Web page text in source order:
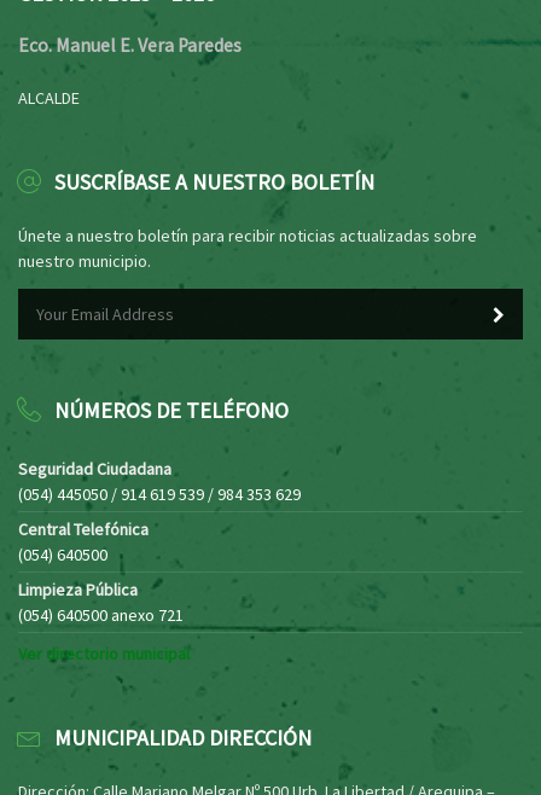
Eco. Manuel E. Vera Paredes
ALCALDE
SUSCRÍBASE A NUESTRO BOLETÍN
Únete a nuestro boletín para recibir noticias actualizadas sobre
nuestro municipio.
NÚMEROS DE TELÉFONO
Seguridad Ciudadana
(054) 445050 / 914 619 539 / 984 353 629
Central Telefónica
(054) 640500
Limpieza Pública
(054) 640500 anexo 721
Ver directorio municipal
MUNICIPALIDAD DIRECCIÓN